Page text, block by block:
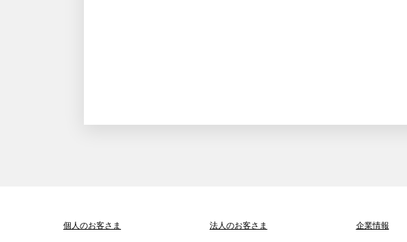
個人のお客さま 法人のお客さま 企業情報